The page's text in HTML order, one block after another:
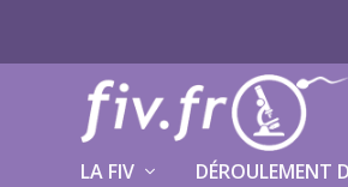
LA FIV DÉROULEMENT